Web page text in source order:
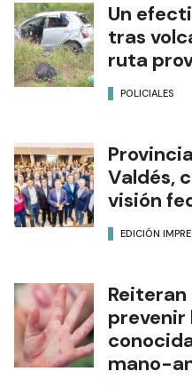
Un
tras
ruta
POLICIALES
Valdés,
visión
EDICIÓN
prevenir
mano-